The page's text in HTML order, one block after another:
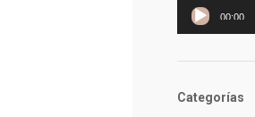
00:00
Categorías